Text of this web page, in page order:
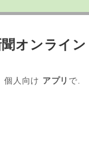
オンライン
個人向け アプリ で.